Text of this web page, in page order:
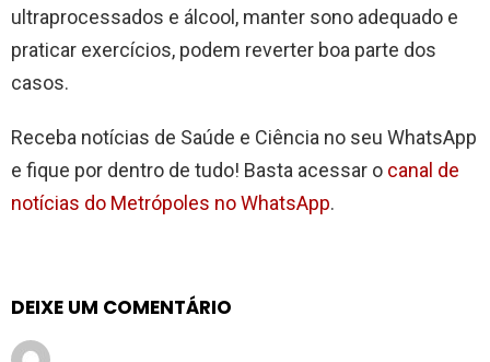
ultraprocessados e álcool, manter sono adequado e
praticar exercícios, podem reverter boa parte dos
casos.
Receba notícias de Saúde e Ciência no seu WhatsApp
e fique por dentro de tudo! Basta acessar o canal de
notícias do Metrópoles no WhatsApp.
DEIXE UM COMENTÁRIO